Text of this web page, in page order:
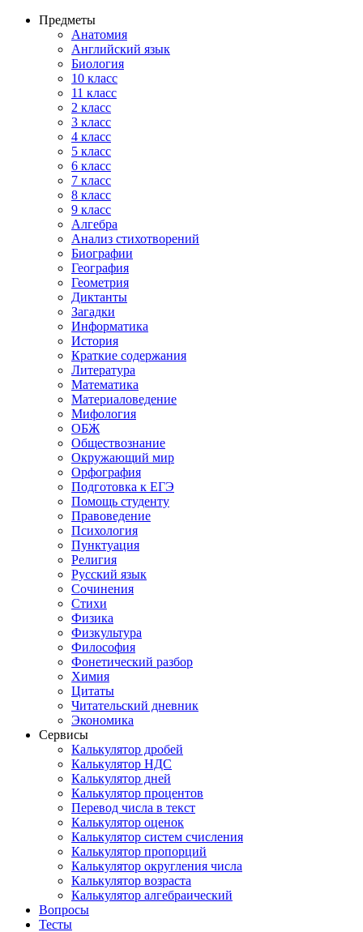
Предметы
Анатомия
Английский язык
Биология
10 класс
11 класс
2 класс
3 класс
4 класс
5 класс
6 класс
7 класс
8 класс
9 класс
Алгебра
Анализ стихотворений
Биографии
География
Геометрия
Диктанты
Загадки
Информатика
История
Краткие содержания
Литература
Математика
Материаловедение
Мифология
ОБЖ
Обществознание
Окружающий мир
Орфография
Подготовка к ЕГЭ
Помощь студенту
Правоведение
Психология
Пунктуация
Религия
Русский язык
Сочинения
Стихи
Физика
Физкультура
Философия
Фонетический разбор
Химия
Цитаты
Читательский дневник
Экономика
Сервисы
Калькулятор дробей
Калькулятор НДС
Калькулятор дней
Калькулятор процентов
Перевод числа в текст
Калькулятор оценок
Калькулятор систем счисления
Калькулятор пропорций
Калькулятор округления числа
Калькулятор возраста
Калькулятор алгебраический
Вопросы
Тесты